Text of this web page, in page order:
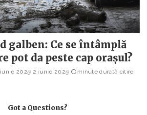
galben: Ce se întâmplă
pot da peste cap orașul?
2025 2 iunie 2025
minute durată citire
Got a Questions?